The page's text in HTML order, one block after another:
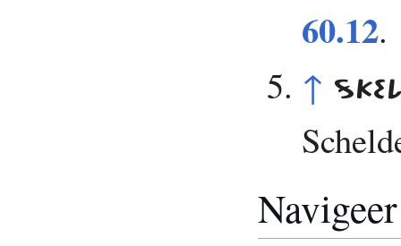
60.12.
↑
Navigeer